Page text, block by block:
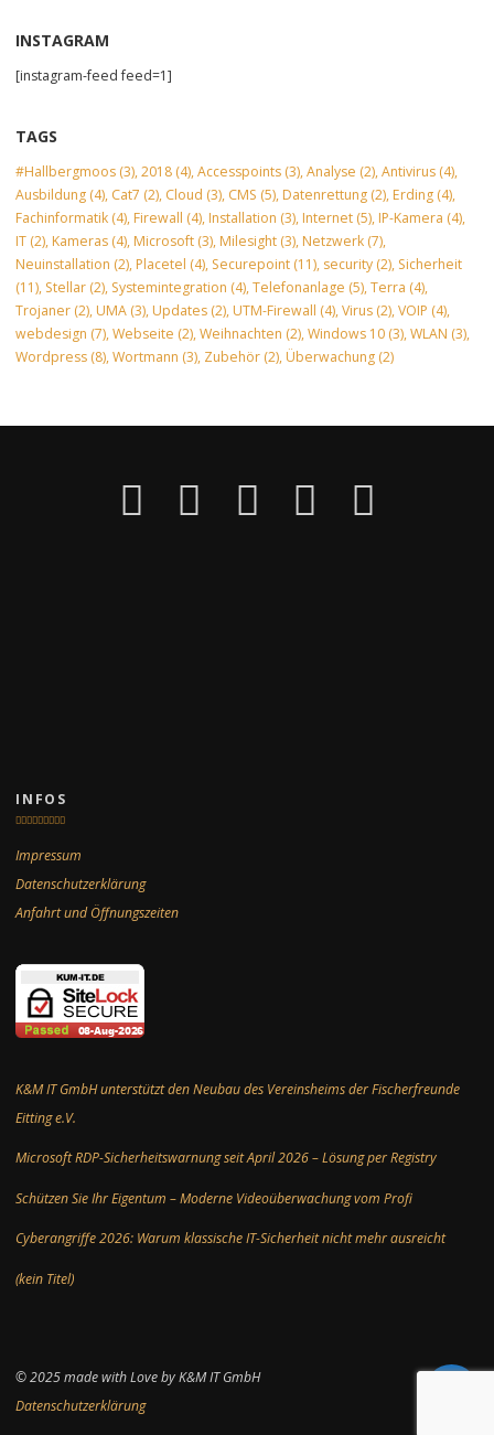
INSTAGRAM
[instagram-feed feed=1]
TAGS
#Hallbergmoos (3),2018 (4),Accesspoints (3),Analyse (2),Antivirus (4),
Ausbildung (4), Cat7 (2), Cloud (3), CMS (5), Datenrettung (2), Erding (4),
Fachinformatik (4), Firewall (4), Installation (3), Internet (5), IP-Kamera (4),
IT (2), Kameras (4), Microsoft (3), Milesight (3), Netzwerk (7),
Neuinstallation (2), Placetel (4), Securepoint (11), security (2), Sicherheit
(11), Stellar (2), Systemintegration (4),Telefonanlage (5),Terra (4),
Trojaner (2), UMA (3), Updates (2), UTM-Firewall (4),Virus (2),VOIP (4),
webdesign (7),Webseite (2),Weihnachten (2),Windows 10 (3),WLAN (3),
Wordpress (8),Wortmann (3), Zubehör (2), Überwachung (2)
INFOS
Impressum
Datenschutzerklärung
Anfahrt und Öffnungszeiten
K&M IT GmbH unterstützt den Neubau des Vereinsheims der Fischerfreunde
Eitting e.V.
Microsoft RDP-Sicherheitswarnung seit April 2026 – Lösung per Registry
Schützen Sie Ihr Eigentum – Moderne Videoüberwachung vom Profi
Cyberangriffe 2026: Warum klassische IT-Sicherheit nicht mehr ausreicht
(kein Titel)
© 2025 made with Love by K&M IT GmbH
Datenschutzerklärung